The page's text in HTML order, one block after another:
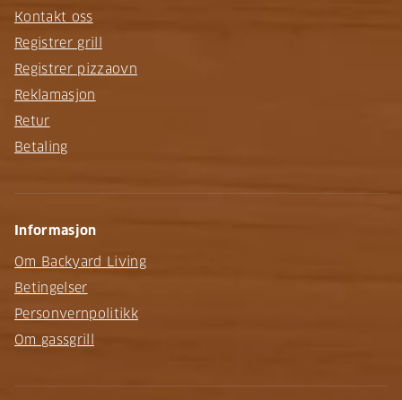
Kontakt oss
Registrer grill
Registrer pizzaovn
Reklamasjon
Retur
Betaling
Informasjon
Om Backyard Living
Betingelser
Personvernpolitikk
Om gassgrill